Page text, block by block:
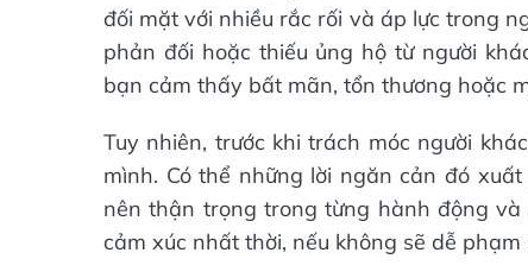
đối mặt với nhiều rắc rối và áp lực trong
phản đối hoặc thiếu ủng hộ từ người
bạn cảm thấy bất mãn, tổn thương hoặc
Tuy nhiên, trước khi trách móc người
mình. Có thể những lời ngăn cản đó
nên thận trọng trong từng hành động
cảm xúc nhất thời, nếu không sẽ dễ phạm